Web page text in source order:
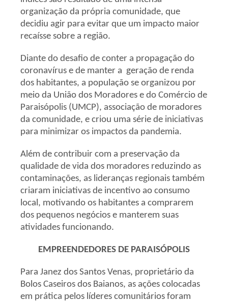
organização da própria comunidade, que
decidiu agir para evitar que um impacto maior
recaísse sobre a região.
Diante do desafio de conter a propagação do
coronavírus e de manter a geração de renda
dos habitantes, a população se organizou por
meio da União dos Moradores e do Comércio de
Paraisópolis (UMCP), associação de moradores
da comunidade, e criou uma série de iniciativas
para minimizar os impactos da pandemia.
Além de contribuir com a preservação da
qualidade de vida dos moradores reduzindo as
contaminações, as lideranças regionais também
criaram iniciativas de incentivo ao consumo
local, motivando os habitantes a comprarem
dos pequenos negócios e manterem suas
atividades funcionando.
EMPREENDEDORES DE PARAISÓPOLIS
Para Janez dos Santos Venas, proprietário da
Bolos Caseiros dos Baianos, as ações colocadas
em prática pelos líderes comunitários foram